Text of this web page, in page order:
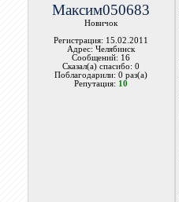
Максим050683
Новичок
Регистрация: 15.02.2011
Адрес: Челябинск
Сообщений: 16
Сказал(а) спасибо: 0
Поблагодарили: 0 раз(а)
Репутация: 10